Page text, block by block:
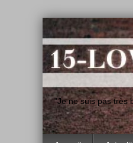
"Je ne suis pas très